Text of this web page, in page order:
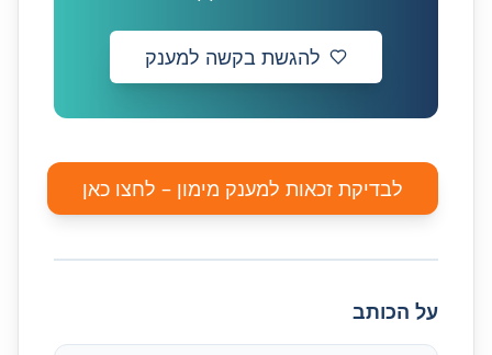
להגשת בקשה למענק
לבדיקת זכאות למענק מימון – לחצו כאן
על הכותב